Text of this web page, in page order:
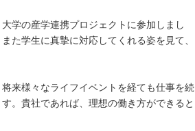
学の産学連携プロジェクトに参加しまし
た学生に真摯に対応してくれる姿を見て、
来様々なライフイベントを経ても仕事を続
。貴社であれば、理想の働き方ができると